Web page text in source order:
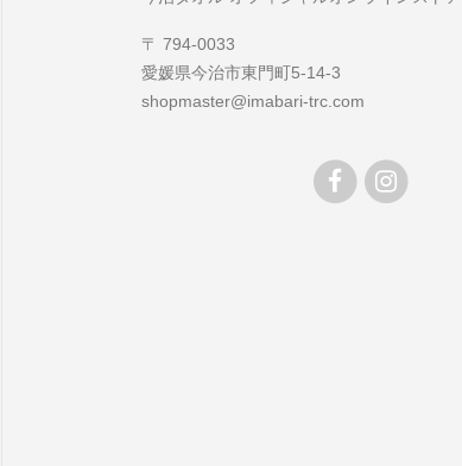
〒 794-0033
愛媛県今治市東門町5-14-3
shopmaster@imabari-trc.com